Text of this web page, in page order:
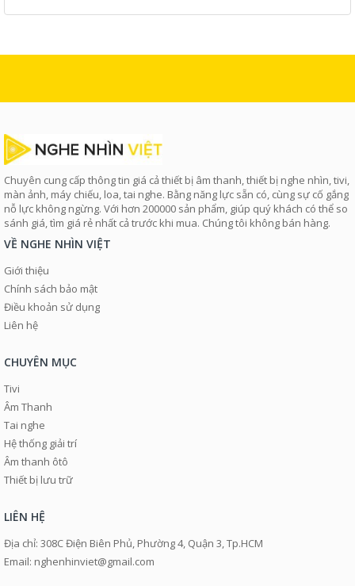
Chuyên cung cấp thông tin giá cả thiết bị âm thanh, thiết bị nghe nhìn, tivi,
màn ảnh, máy chiếu, loa, tai nghe. Bằng năng lực sẵn có, cùng sự cố gắng
nỗ lực không ngừng. Với hơn 200000 sản phẩm, giúp quý khách có thể so
sánh giá, tìm giá rẻ nhất cả trước khi mua. Chúng tôi không bán hàng.
VỀ NGHE NHÌN VIỆT
Giới thiệu
Chính sách bảo mật
Điều khoản sử dụng
Liên hệ
CHUYÊN MỤC
Tivi
Âm Thanh
Tai nghe
Hệ thống giải trí
Âm thanh ôtô
Thiết bị lưu trữ
LIÊN HỆ
Địa chỉ: 308C Điện Biên Phủ, Phường 4, Quận 3, Tp.HCM
Email: nghenhinviet@gmail.com